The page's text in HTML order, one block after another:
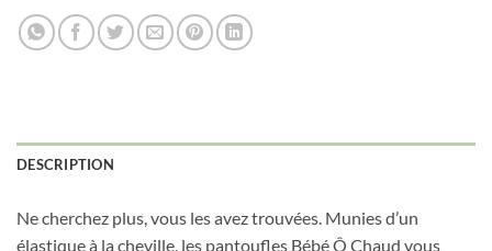
DESCRIPTION
Ne cherchez plus, vous les avez trouvées. Munies d’un
élastique à la cheville, les pantoufles Bébé Ô Chaud vous